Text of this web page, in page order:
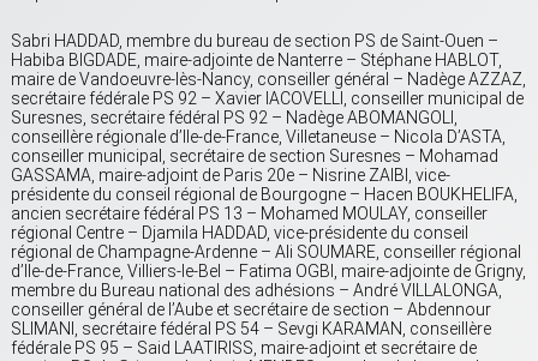
Sabri HADDAD, membre du bureau de section PS de Saint-Ouen –
Habiba BIGDADE, maire-adjointe de Nanterre – Stéphane HABLOT,
maire de Vandoeuvre-lès-Nancy, conseiller général – Nadège AZZAZ,
secrétaire fédérale PS 92 – Xavier IACOVELLI, conseiller municipal de
Suresnes, secrétaire fédéral PS 92 – Nadège ABOMANGOLI,
conseillère régionale d’Ile-de-France, Villetaneuse – Nicola D’ASTA,
conseiller municipal, secrétaire de section Suresnes – Mohamad
GASSAMA, maire-adjoint de Paris 20e – Nisrine ZAIBI, vice-
présidente du conseil régional de Bourgogne – Hacen BOUKHELIFA,
ancien secrétaire fédéral PS 13 – Mohamed MOULAY, conseiller
régional Centre – Djamila HADDAD, vice-présidente du conseil
régional de Champagne-Ardenne – Ali SOUMARE, conseiller régional
d’Ile-de-France, Villiers-le-Bel – Fatima OGBI, maire-adjointe de Grigny,
membre du Bureau national des adhésions – André VILLALONGA,
conseiller général de l’Aube et secrétaire de section – Abdennour
SLIMANI, secrétaire fédéral PS 54 – Sevgi KARAMAN, conseillère
fédérale PS 95 – Said LAATIRISS, maire-adjoint et secrétaire de